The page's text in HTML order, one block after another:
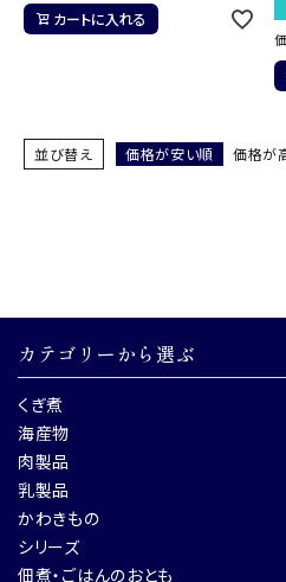
カートに入れる
並び替え 価格が安い順 価格が
カテゴリーから選ぶ
くぎ煮
海産物
肉製品
乳製品
かわきもの
シリーズ
佃煮・ごはんのおとも